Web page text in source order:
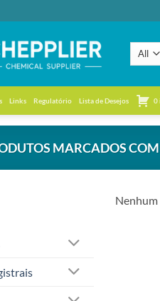
Links Regulatório Lista de Desejos 0
MARCADOS
Nenhum